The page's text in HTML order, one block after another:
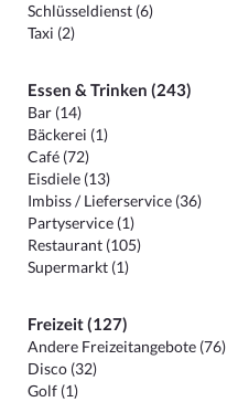
Schlüsseldienst (6)
Taxi (2)
Essen & Trinken (243)
Bar (14)
Bäckerei (1)
Café (72)
Eisdiele (13)
Imbiss / Lieferservice (36)
Partyservice (1)
Restaurant (105)
Supermarkt (1)
Freizeit (127)
Andere Freizeitangebote (76)
Disco (32)
Golf (1)